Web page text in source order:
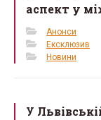
аспект у
Анонси
Ексклюзив
Новини
У